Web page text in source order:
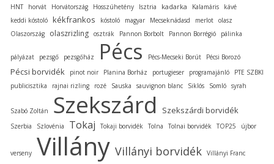
HNT
horvát Horvátország Hosszúhetény Isztria kadarka Kalamáris
kávé
keddi kóstoló kékfrankos kóstoló magyar Mecseknádasd merlot olasz
Olaszország
olaszrizling osztrák Pannon Borbolt Pannon Borrégió pálinka
pályázat pezsgő pezsgőház Pécs Pécs-Mecseki Borút Pécsi Borozó
Pécsi borvidék pinot noir Planina Borház portugieser programajánló
PTE SZBKI
publicisztika
rajnai rizling rozé Sauska sauvignon blanc Siklós Somló syrah
Szabó Zoltán Szekszárd Szekszárdi borvidék
Szerbia Szlovénia Tokaj Tokaji borvidék Tolna Tolnai borvidék TOP25 újbor
verseny Villány Villányi borvidék Villányi Franc